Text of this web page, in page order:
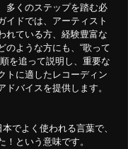
多くのステップを踏む必
イドでは、アーティスト
れている方、経験豊富な
のような方にも、“歌って
を追って説明し、重要な
トに適したレコーディン
ドバイスを提供します。
でよく使われる言葉で、
！という意味です。